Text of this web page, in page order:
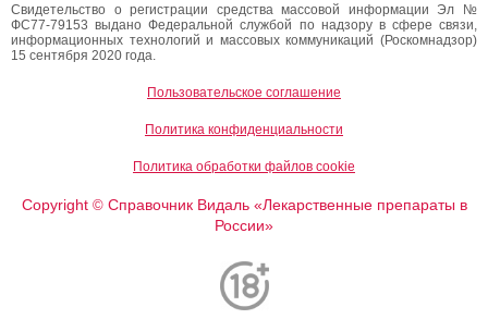
Свидетельство о регистрации средства массовой информации Эл №
ФС77-79153 выдано Федеральной службой по надзору в сфере связи,
информационных технологий и массовых коммуникаций (Роскомнадзор)
15 сентября 2020 года.
Пользовательское соглашение
Политика конфиденциальности
Политика обработки файлов cookie
Copyright ©Справочник Видаль «Лекарственные препараты в
России»